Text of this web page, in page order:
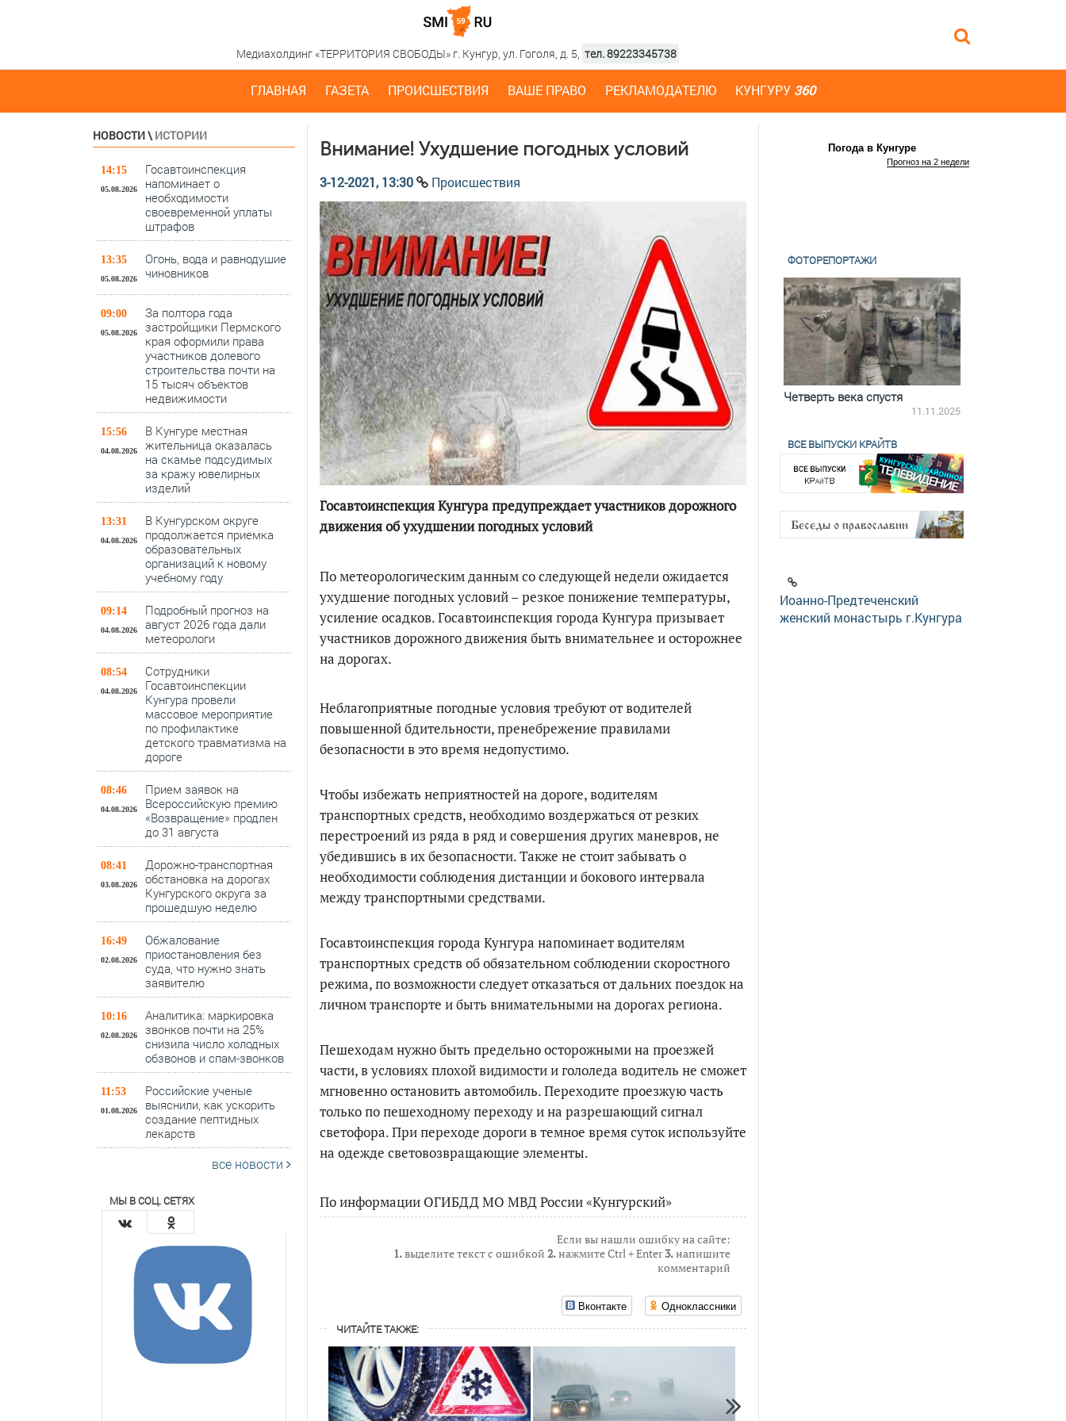
Медиахолдинг «ТЕРРИТОРИЯ СВОБОДЫ» г. Кунгур, ул. Гоголя, д. 5, тел. 89223345738
ГЛАВНАЯ ГАЗЕТА ПРОИСШЕСТВИЯ ВАШЕ ПРАВО РЕКЛАМОДАТЕЛЮ КУНГУРУ 360
НОВОСТИ\ ИСТОРИИ
14:15
05.08.2026
Госавтоинспекция
напоминает о
необходимости
своевременной уплаты
штрафов
13:35
05.08.2026
Огонь, вода и равнодушие
чиновников
09:00
05.08.2026
За полтора года
застройщики Пермского
края оформили права
участников долевого
строительства почти на
15 тысяч объектов
недвижимости
15:56
04.08.2026
В Кунгуре местная
жительница оказалась
на скамье подсудимых
за кражу ювелирных
изделий
13:31
04.08.2026
В Кунгурском округе
продолжается приемка
образовательных
организаций к новому
учебному году
09:14
04.08.2026
Подробный прогноз на
август 2026 года дали
метеорологи
08:54
04.08.2026
Сотрудники
Госавтоинспекции
Кунгура провели
массовое мероприятие
по профилактике
детского травматизма на
дороге
08:46
04.08.2026
Прием заявок на
Всероссийскую премию
«Возвращение» продлен
до 31 августа
08:41
03.08.2026
Дорожно-транспортная
обстановка на дорогах
Кунгурского округа за
прошедшую неделю
16:49
02.08.2026
Обжалование
приостановления без
суда, что нужно знать
заявителю
10:16
02.08.2026
Аналитика: маркировка
звонков почти на 25%
снизила число холодных
обзвонов и спам-звонков
11:53
01.08.2026
Российские ученые
выяснили, как ускорить
создание пептидных
лекарств
все новости
МЫ В СОЦ. СЕТЯХ
Внимание! Ухудшение погодных условий
3-12-2021, 13:30 Происшествия
Госавтоинспекция Кунгура предупреждает участников дорожного
движения об ухудшении погодных условий
По метеорологическим данным со следующей недели ожидается
ухудшение погодных условий – резкое понижение температуры,
усиление осадков. Госавтоинспекция города Кунгура призывает
участников дорожного движения быть внимательнее и осторожнее
на дорогах.
Неблагоприятные погодные условия требуют от водителей
повышенной бдительности, пренебрежение правилами
безопасности в это время недопустимо.
Чтобы избежать неприятностей на дороге, водителям
транспортных средств, необходимо воздержаться от резких
перестроений из ряда в ряд и совершения других маневров, не
убедившись в их безопасности. Также не стоит забывать о
необходимости соблюдения дистанции и бокового интервала
между транспортными средствами.
Госавтоинспекция города Кунгура напоминает водителям
транспортных средств об обязательном соблюдении скоростного
режима, по возможности следует отказаться от дальних поездок на
личном транспорте и быть внимательными на дорогах региона.
Пешеходам нужно быть предельно осторожными на проезжей
части, в условиях плохой видимости и гололеда водитель не сможет
мгновенно остановить автомобиль. Переходите проезжую часть
только по пешеходному переходу и на разрешающий сигнал
светофора. При переходе дороги в темное время суток используйте
на одежде световозвращающие элементы.
По информации ОГИБДД МО МВД России «Кунгурский»
Если вы нашли ошибку на сайте:
1.выделите текст с ошибкой 2.нажмите Ctrl + Enter3.напишите
комментарий
Вконтакте Одноклассники
ЧИТАЙТЕ ТАКЖЕ:
Погода в Кунгуре
Прогноз на 2 недели
ФОТОРЕПОРТАЖИ
По итогам первой пятилетки
18.12.2025
Четверть века спустя
11.11.2025
ВСЕ ВЫПУСКИ КРАЙТВ
Иоанно-Предтеченский
женский монастырь г.Кунгура